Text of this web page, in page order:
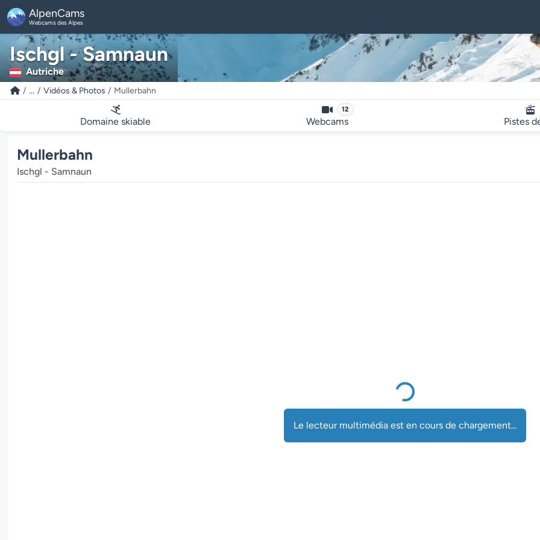
AlpenCams
Webcams des Alpes
Ischgl - Samnaun
Autriche
... Vidéos & Photos Mullerbahn
Domaine skiable
12
Webcams Pistes
Mullerbahn
Ischgl - Samnaun
Le lecteur multimédia est en cours de
Le lecteur multimédia est en cours de chargement...